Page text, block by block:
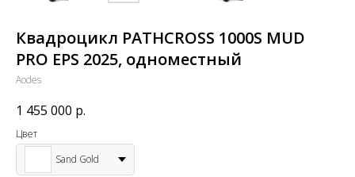
Квадроцикл PATHCROSS 1000S MUD
PRO EPS 2025, одноместный
Aodes
1 455 000 р.
Цвет
Sand Gold